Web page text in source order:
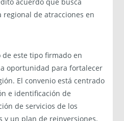
de atracciones en
este tipo firmado en
oportunidad para fortalecer
El convenio está centrado
e identificación de
de servicios de los
y un plan de reinversiones.